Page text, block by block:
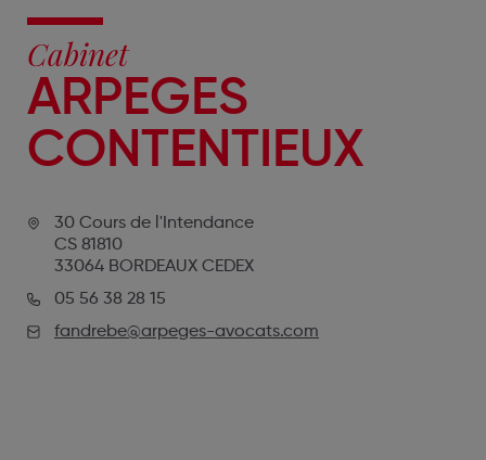
Cabinet
ARPEGES
CONTENTIEUX
30 Cours de l'Intendance
CS 81810
33064 BORDEAUX CEDEX
05 56 38 28 15
fandrebe@arpeges-avocats.com